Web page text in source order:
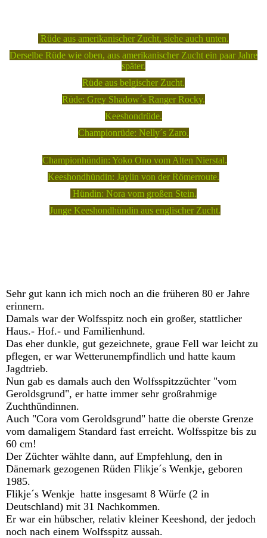
Rüde aus amerikanischer Zucht, siehe auch unten.
Derselbe Rüde wie oben, aus amerikanischer Zucht ein paar Jahre
später.
Rüde aus belgischer Zucht.
Rüde: Grey Shadow´s Ranger Rocky.
Keeshondrüde.
Championrüde: Nelly´s Zaro.
Championhündin: Yoko Ono vom Alten Nierstal.
Keeshondhündin: Jaylin von der Römerroute.
Hündin: Nora vom großen Stein.
Junge Keeshondhündin aus englischer Zucht.
Sehr gut kann ich mich noch an die früheren 80 er Jahre
erinnern.
Damals war der Wolfsspitz noch ein großer, stattlicher
Haus.- Hof.- und Familienhund.
Das eher dunkle, gut gezeichnete, graue Fell war leicht zu
pflegen, er war Wetterunempfindlich und hatte kaum
Jagdtrieb.
Nun gab es damals auch den Wolfsspitzzüchter "vom
Geroldsgrund", er hatte immer sehr großrahmige
Zuchthündinnen.
Auch "Cora vom Geroldsgrund" hatte die oberste Grenze
vom damaligem Standard fast erreicht. Wolfsspitze bis zu
60 cm!
Der Züchter wählte dann, auf Empfehlung, den in
Dänemark gezogenen Rüden Flikje´s Wenkje, geboren
1985.
Flikje´s Wenkje hatte insgesamt 8 Würfe (2 in
Deutschland) mit 31 Nachkommen.
Er war ein hübscher, relativ kleiner Keeshond, der jedoch
noch nach einem Wolfsspitz aussah.